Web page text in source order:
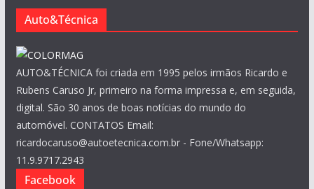
s
Auto&Técnica
AUTO&TÉCNICA foi criada em 1995 pelos irmãos Ricardo e
Rubens Caruso Jr, primeiro na forma impressa e, em seguida,
digital. São 30 anos de boas notícias do mundo do
automóvel. CONTATOS Email:
ricardocaruso@autoetecnica.com.br - Fone/Whatsapp:
11.9.9717.2943
Facebook